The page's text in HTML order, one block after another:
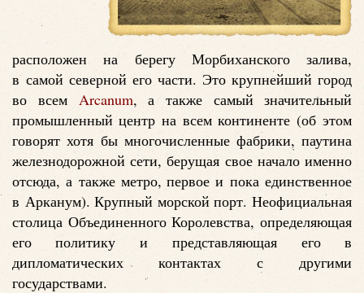
расположен на берегу Морбиханского залива,
в самой северной его части. Это крупнейший город
во всем Arcanum, а также самый значительный
промышленный центр на всем континенте (об этом
говорят хотя бы многочисленные фабрики, паутина
железнодорожной сети, берущая свое начало именно
отсюда, а также метро, первое и пока единственное
в Арканум). Крупный морской порт. Неофициальная
столица Объединенного Королевства, определяющая
его политику и представляющая его в
дипломатических контактах с другими
государствами.